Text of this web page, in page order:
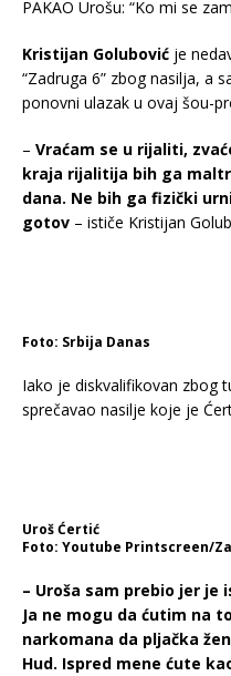
Kristijan Golubović je
“Zadruga 6” zbog nasilja, a
ponovni ulazak u ovaj šou-
– Vraćam se u rijaliti,
kraja rijalitija bih ga
dana. Ne bih ga fizički
gotov – ističe Kristijan
Foto: Srbija Danas
Iako je diskvalifikovan zbog
sprečavao nasilje koje je
Uroš Ćertić
Foto: Youtube Printscreen/
– Uroša sam prebio jer je
Ja ne mogu da ćutim na
narkomana da pljačka
Hud. Ispred mene ćute